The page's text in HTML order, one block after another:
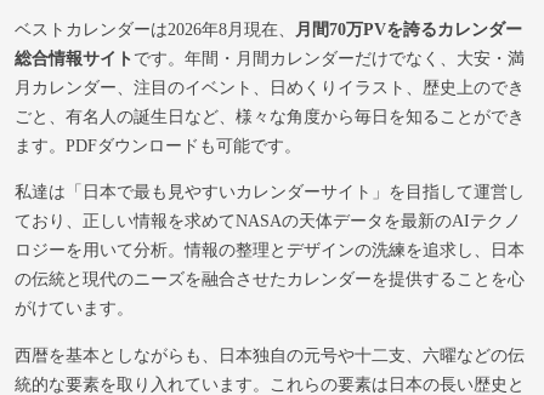
ベストカレンダーは2026年8月現在、
月間70万PVを誇るカレンダー
総合情報サイトです。年間・月間カレンダーだけでなく、大安・満
月カレンダー、注目のイベント、日めくりイラスト、歴史上のでき
ごと、有名人の誕生日など、様々な角度から毎日を知ることができ
ます。PDFダウンロードも可能です。
私達は「日本で最も見やすいカレンダーサイト」を目指して運営し
ており、正しい情報を求めてNASAの天体データを最新のAIテクノ
ロジーを用いて分析。情報の整理とデザインの洗練を追求し、日本
の伝統と現代のニーズを融合させたカレンダーを提供することを心
がけています。
西暦を基本としながらも、日本独自の元号や十二支、六曜などの伝
統的な要素を取り入れています。これらの要素は日本の長い歴史と